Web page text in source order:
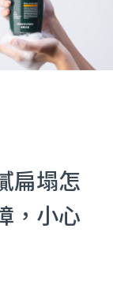
扁塌怎
，小心